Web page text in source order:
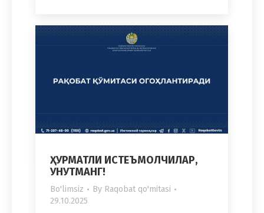
ҲУРМАТЛИ ИСТЕЪМОЛЧИЛАР,
УНУТМАНГ!
Bo'limsiz By Raqobat qo'mitasi
29.10.2025